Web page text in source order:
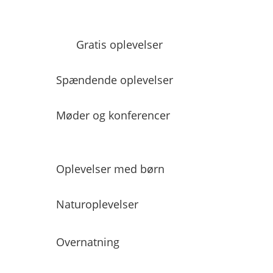
Gratis oplevelser
Spændende oplevelser
Møder og konferencer
Oplevelser med børn
Naturoplevelser
Overnatning